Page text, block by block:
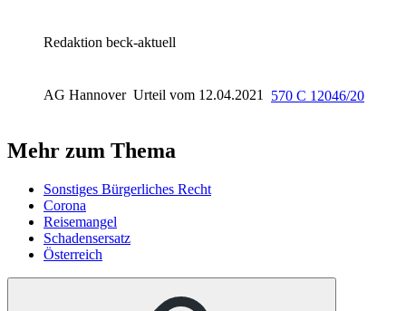
Redaktion beck-aktuell
AG Hannover Urteil vom 12.04.2021 570 C 12046/20
Mehr zum Thema
Sonstiges Bürgerliches Recht
Corona
Reisemangel
Schadensersatz
Österreich